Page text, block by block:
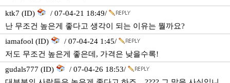
ktk7 (ID)
/ 07-04-21 18:49/
난 무조건 높은게 좋다고 생각이 되는 이유는 뭘까요?
iamafool (ID)
/ 07-04-24 1:45/
저도 무조건 높은게 좋은데, 가격은 낮을수록!
gudals777 (ID)
/ 07-04-26 18:53/